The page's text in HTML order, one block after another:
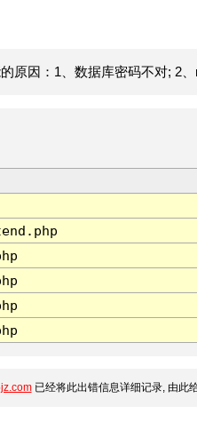
原因：1、数据库密码不对; 2、
已经将此出错信息详细记录, 由此